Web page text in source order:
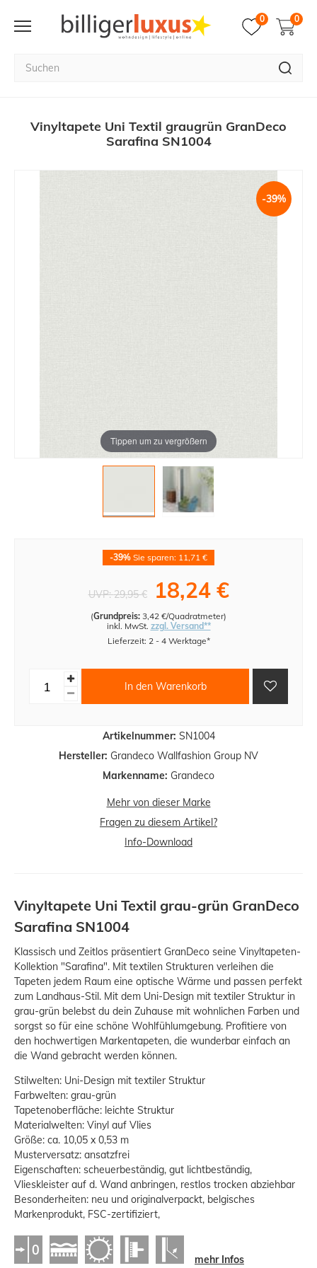
0 0
Vinyltapete Uni Textil graugrün GranDeco
Sarafina SN1004
Tippen um zu vergrößern
-39%
Artikelnummer: SN1004
Hersteller: Grandeco Wallfashion Group NV
Markenname: Grandeco
-39% Sie sparen: 11,71 €
UVP:29,95 € 18,24 €
(Grundpreis: 3,42 €/Quadratmeter)
inkl. MwSt. zzgl. Versand**
Lieferzeit: 2 - 4 Werktage*
In den Warenkorb
Mehr von dieser Marke
Fragen zu diesem Artikel?
Info-Download
Vinyltapete Uni Textil grau-grün GranDeco
Sarafina SN1004
Klassisch und Zeitlos präsentiert GranDeco seine Vinyltapeten-
Kollektion "Sarafina". Mit textilen Strukturen verleihen die
Tapeten jedem Raum eine optische Wärme und passen perfekt
zum Landhaus-Stil. Mit dem Uni-Design mit textiler Struktur in
grau-grün belebst du dein Zuhause mit wohnlichen Farben und
sorgst so für eine schöne Wohlfühlumgebung. Profitiere von
den hochwertigen Markentapeten, die wunderbar einfach an
die Wand gebracht werden können.
Stilwelten: Uni-Design mit textiler Struktur
Farbwelten: grau-grün
Tapetenoberfläche: leichte Struktur
Materialwelten: Vinyl auf Vlies
Größe: ca. 10,05 x 0,53 m
Musterversatz: ansatzfrei
Eigenschaften: scheuerbeständig, gut lichtbeständig,
Vlieskleister auf d. Wand anbringen, restlos trocken abziehbar
Besonderheiten: neu und originalverpackt, belgisches
Markenprodukt, FSC-zertifiziert,
mehr Infos